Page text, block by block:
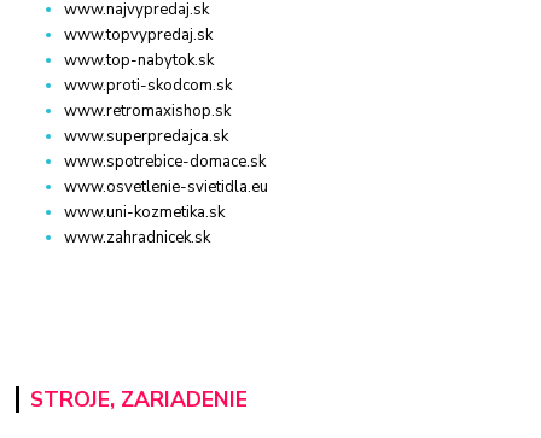
www.najvypredaj.sk
www.topvypredaj.sk
www.top-nabytok.sk
www.proti-skodcom.sk
www.retromaxishop.sk
www.superpredajca.sk
www.spotrebice-domace.sk
www.osvetlenie-svietidla.eu
www.uni-kozmetika.sk
www.zahradnicek.sk
STROJE, ZARIADENIE